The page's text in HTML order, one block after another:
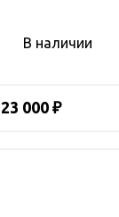
В наличии
23 000 ₽